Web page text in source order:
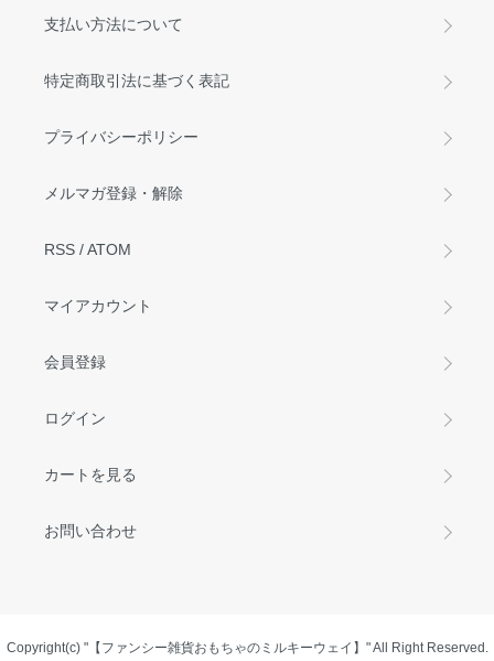
支払い方法について
特定商取引法に基づく表記
プライバシーポリシー
メルマガ登録・解除
RSS /ATOM
マイアカウント
会員登録
ログイン
カートを見る
お問い合わせ
Copyright(c) "【ファンシー雑貨おもちゃのミルキーウェイ】" All Right Reserved.